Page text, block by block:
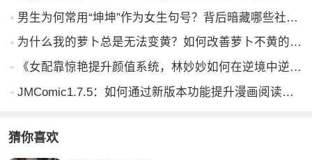
男生为何常用“坤坤”作为女生句号？背后暗藏哪些社交技巧与文化反思？
为什么我的萝卜总是无法变黄？如何改善萝卜不黄的问题？
《女配靠惊艳提升颜值系统，林妙妙如何在逆境中逆袭成为焦点》
JMComic1.7.5：如何通过新版本功能提升漫画阅读体验？
猜你喜欢